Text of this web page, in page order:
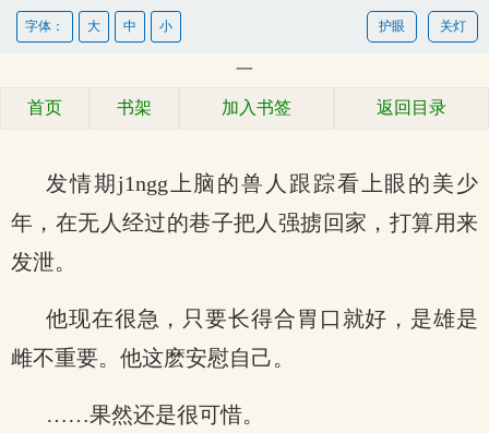
关灯
护眼
字体： 大 中 小
一
首页 书架 加入书签 返回目录
发情期j1ngg上脑的兽人跟踪看上眼的美少
年，在无人经过的巷子把人强掳回家，打算用来
发泄。
他现在很急，只要长得合胃口就好，是雄是
雌不重要。他这麽安慰自己。
……果然还是很可惜。